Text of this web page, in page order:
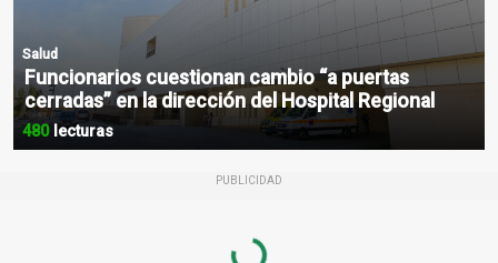
Salud
Funcionarios cuestionan cambio “a puertas
cerradas” en la dirección del Hospital Regional
480lecturas
PUBLICIDAD
Loading...